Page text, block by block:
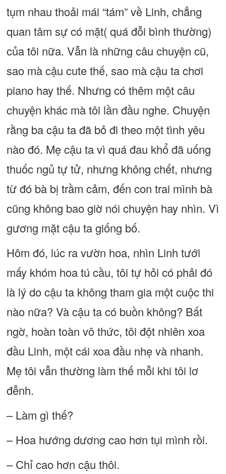
tụm nhau thoải mái “tám” về Linh, chẳng
quan tâm sự có mặt( quá đỗi bình thường)
của tôi nữa. Vẫn là những câu chuyện cũ,
sao mà cậu cute thế, sao mà cậu ta chơi
piano hay thế. Nhưng có thêm một câu
chuyện khác mà tôi lần đầu nghe. Chuyện
rằng ba cậu ta đã bỏ đi theo một tình yêu
nào đó. Mẹ cậu ta vì quá đau khổ đã uống
thuốc ngủ tự tử, nhưng không chết, nhưng
từ đó bà bị trầm cảm, đến con trai mình bà
cũng không bao giờ nói chuyện hay nhìn. Vì
gương mặt cậu ta giống bố.
Hôm đó, lúc ra vườn hoa, nhìn Linh tưới
mấy khóm hoa tú cầu, tôi tự hỏi có phải đó
là lý do cậu ta không tham gia một cuộc thi
nào nữa? Và cậu ta có buồn không? Bất
ngờ, hoàn toàn vô thức, tôi đột nhiên xoa
đầu Linh, một cái xoa đầu nhẹ và nhanh.
Mẹ tôi vẫn thường làm thế mỗi khi tôi lơ
đễnh.
– Làm gì thế?
– Hoa hướng dương cao hơn tụi mình rồi.
– Chỉ cao hơn cậu thôi.